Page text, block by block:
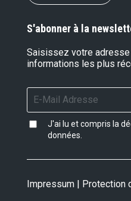
S'abonner à la
Saisissez votre
informations les plus
J'ai lu et compris la
données
Impressum | Protection